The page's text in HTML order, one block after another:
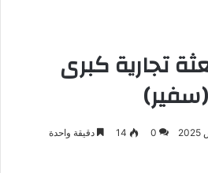
تجارية كبرى
(سفير)
0
14 دقيقة واحدة